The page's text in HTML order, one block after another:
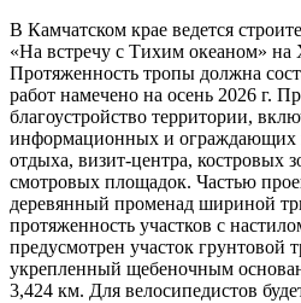
В Камчатском крае ведется
«На встречу с Тихим океаном» на
Протяженность тропы должна
работ намечено на осень 2026 г.
благоустройство территории,
информационных и ограждающих
отдыха, визит-центра, костровых
смотровых площадок. Частью
деревянный променад шириной
протяженность участков с
предусмотрен участок
укрепленный щебеночным
3,424 км. Для велосипедистов